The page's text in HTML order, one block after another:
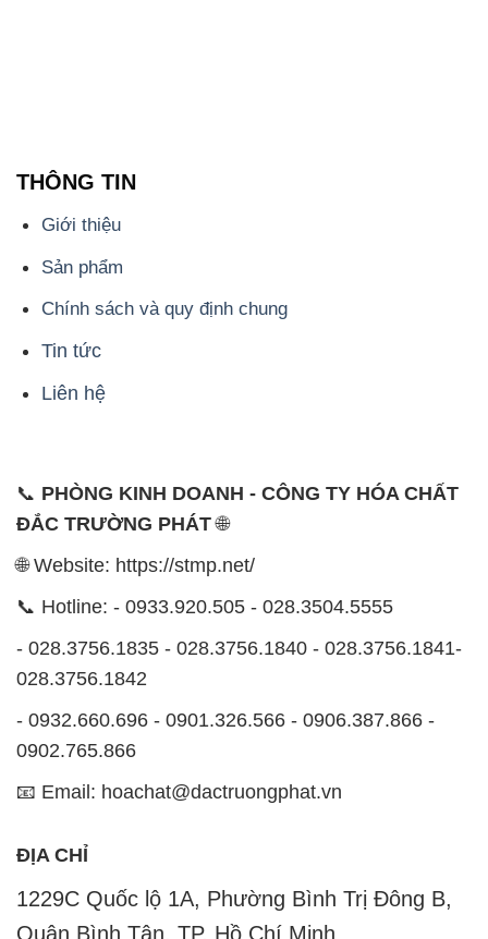
THÔNG TIN
Giới thiệu
Sản phẩm
Chính sách và quy định chung
Tin tức
Liên hệ
📞 PHÒNG KINH DOANH - CÔNG TY HÓA CHẤT
ĐẮC TRƯỜNG PHÁT🌐
🌐 Website: https://stmp.net/
📞 Hotline: - 0933.920.505 - 028.3504.5555
- 028.3756.1835 - 028.3756.1840 - 028.3756.1841-
028.3756.1842
- 0932.660.696 - 0901.326.566 - 0906.387.866 -
0902.765.866
📧 Email: hoachat@dactruongphat.vn
ĐỊA CHỈ
1229C Quốc lộ 1A, Phường Bình Trị Đông B,
Quận Bình Tân, TP. Hồ Chí Minh